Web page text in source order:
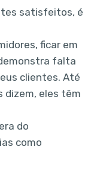
satisfeitos, é
ficar em
falta
clientes. Até
dizem, eles têm
do
como